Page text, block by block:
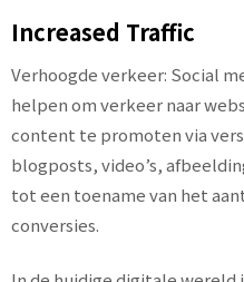
Increased Traffic
Verhoogde verkeer: Social
helpen om verkeer naar
content te promoten via
blogposts, video’s,
tot een toename van het
conversies.